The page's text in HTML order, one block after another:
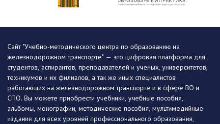
Сайт "Учебно-методического центра по образованию на
железнодорожном транспорте" — это цифровая платформа для
студентов, аспирантов, преподавателей и ученых, университетов,
техникумов и их филиалов, а так же иных специалистов
работающих на железнодорожном транспорте и в сфере ВО и
СПО. Вы можете приобрести учебники, учебные пособия,
альбомы, монографии, методические пособия, мультимедийные
издания для всех уровней профессионального образования,